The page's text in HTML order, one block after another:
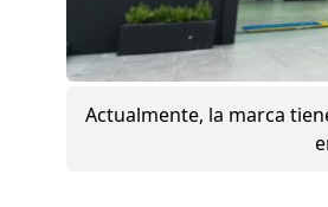
Actualmente, la marca